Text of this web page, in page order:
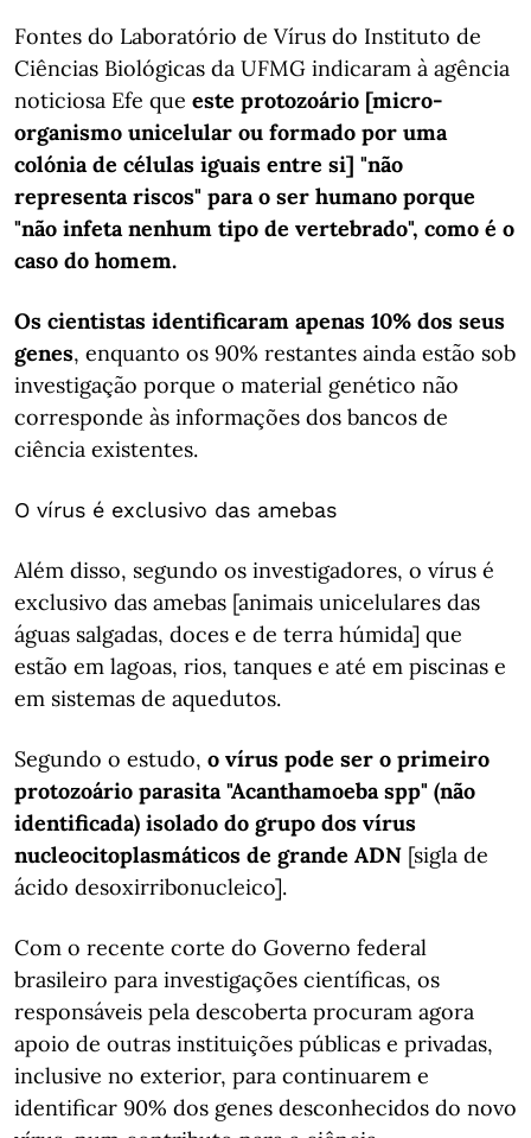
Fontes do Laboratório de Vírus do Instituto de
Ciências Biológicas da UFMG indicaram à agência
noticiosa Efe que este protozoário [micro-
organismo unicelular ou formado por uma
colónia de células iguais entre si] "não
representa riscos" para o ser humano porque
"não infeta nenhum tipo de vertebrado", como é o
caso do homem.
Os cientistas identificaram apenas 10% dos seus
genes, enquanto os 90% restantes ainda estão sob
investigação porque o material genético não
corresponde às informações dos bancos de
ciência existentes.
O vírus é exclusivo das amebas
Além disso, segundo os investigadores, o vírus é
exclusivo das amebas [animais unicelulares das
águas salgadas, doces e de terra húmida] que
estão em lagoas, rios, tanques e até em piscinas e
em sistemas de aquedutos.
Segundo o estudo, o vírus pode ser o primeiro
protozoário parasita "Acanthamoeba spp" (não
identificada) isolado do grupo dos vírus
nucleocitoplasmáticos de grande ADN [sigla de
ácido desoxirribonucleico].
Com o recente corte do Governo federal
brasileiro para investigações científicas, os
responsáveis pela descoberta procuram agora
apoio de outras instituições públicas e privadas,
inclusive no exterior, para continuarem e
identificar 90% dos genes desconhecidos do novo